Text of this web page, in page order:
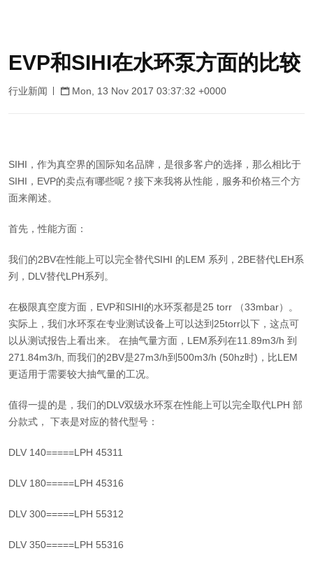
EVP和SIHI在水环泵方面的比较
行业新闻 Mon, 13 Nov 2017 03:37:32 +0000
SIHI，作为真空界的国际知名品牌，是很多客户的选择，那么相比于
SIHI，EVP的卖点有哪些呢？接下来我将从性能，服务和价格三个方
面来阐述。
首先，性能方面：
我们的2BV在性能上可以完全替代SIHI 的LEM 系列，2BE替代LEH系
列，DLV替代LPH系列。
在极限真空度方面，EVP和SIHI的水环泵都是25 torr （33mbar）。
实际上，我们水环泵在专业测试设备上可以达到25torr以下，这点可
以从测试报告上看出来。 在抽气量方面，LEM系列在11.89m3/h 到
271.84m3/h, 而我们的2BV是27m3/h到500m3/h (50hz时)，比LEM
更适用于需要较大抽气量的工况。
值得一提的是，我们的DLV双级水环泵在性能上可以完全取代LPH 部
分款式， 下表是对应的替代型号：
DLV 140=====LPH 45311
DLV 180=====LPH 45316
DLV 300=====LPH 55312
DLV 350=====LPH 55316